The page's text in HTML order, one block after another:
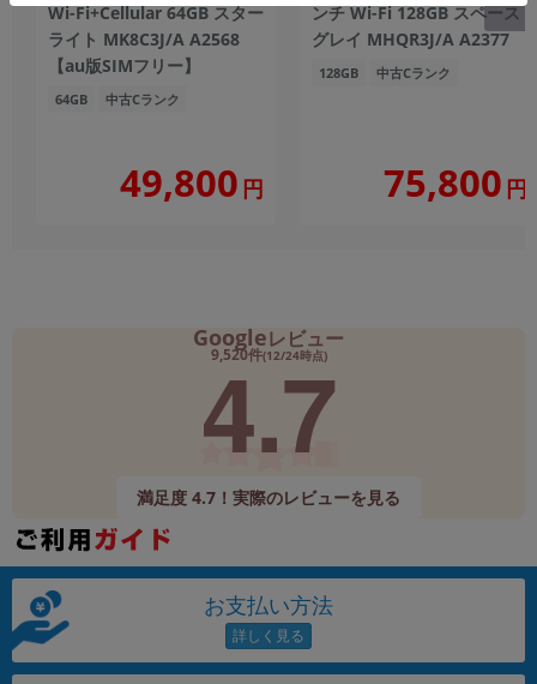
Wi-Fi+Cellular 64GB スター
ライト MK8C3J/A A2568
【au版SIMフリー】
64GB 中古Cランク
49,800 円
ンチ Wi-Fi 128GB スペース
グレイ MHQR3J/A A2377
128GB 中古Cランク
75,800 円
Googleレビュー
9,520件(12/24時点)
4.7
満足度 4.7！実際のレビューを見る
お支払い方法